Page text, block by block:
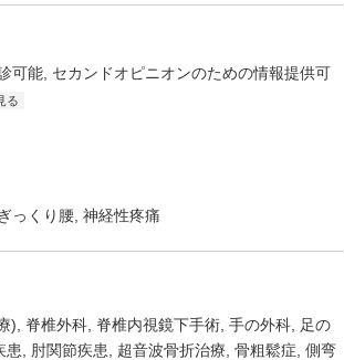
可能 セカンドオピニオンのための情報提供可
る
ぎっくり腰 神経性疼痛
) 脊椎外科 脊椎内視鏡下手術 手の外科
足の
患 肘関節疾患 超音波骨折治療 骨粗鬆症 側弯